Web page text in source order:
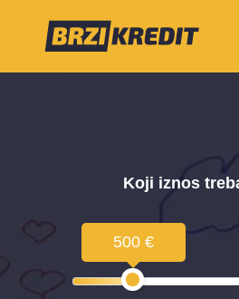
Koji iznos
500 €